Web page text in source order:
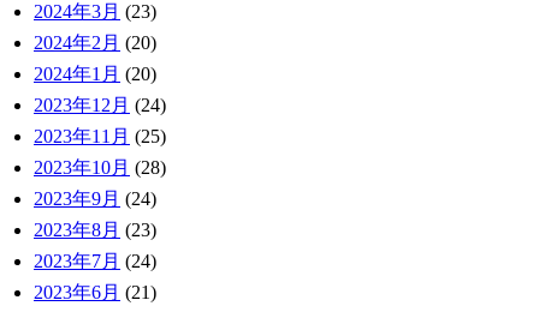
2024年3月 (23)
2024年2月 (20)
2024年1月 (20)
2023年12月 (24)
2023年11月 (25)
2023年10月 (28)
2023年9月 (24)
2023年8月 (23)
2023年7月 (24)
2023年6月 (21)